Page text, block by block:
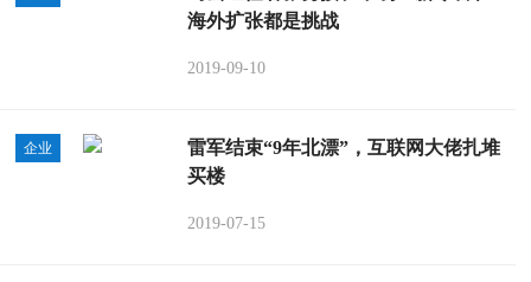
海外扩张都是挑战
2019-09-10
企业
雷军结束“9年北漂”，互联网大佬扎堆
买楼
2019-07-15